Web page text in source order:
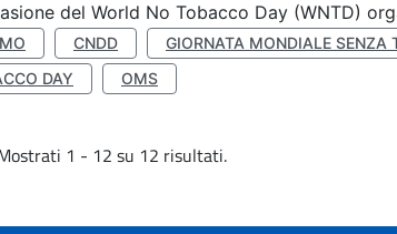
del World No Tobacco Day (WNTD)
CNDD GIORNATA MONDIALE SENZA
DAY
OMS
1 - 12 su 12 risultati.